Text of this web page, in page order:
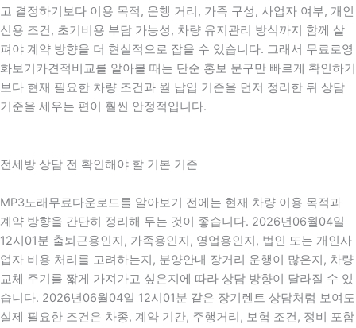
고 결정하기보다 이용 목적, 운행 거리, 가족 구성, 사업자 여부, 개인
신용 조건, 초기비용 부담 가능성, 차량 유지관리 방식까지 함께 살
펴야 계약 방향을 더 현실적으로 잡을 수 있습니다. 그래서 무료로영
화보기카견적비교를 알아볼 때는 단순 홍보 문구만 빠르게 확인하기
보다 현재 필요한 차량 조건과 월 납입 기준을 먼저 정리한 뒤 상담
기준을 세우는 편이 훨씬 안정적입니다.
전세방 상담 전 확인해야 할 기본 기준
MP3노래무료다운로드를 알아보기 전에는 현재 차량 이용 목적과
계약 방향을 간단히 정리해 두는 것이 좋습니다. 2026년06월04일
12시01분 출퇴근용인지, 가족용인지, 영업용인지, 법인 또는 개인사
업자 비용 처리를 고려하는지, 분양안내 장거리 운행이 많은지, 차량
교체 주기를 짧게 가져가고 싶은지에 따라 상담 방향이 달라질 수 있
습니다. 2026년06월04일 12시01분 같은 장기렌트 상담처럼 보여도
실제 필요한 조건은 차종, 계약 기간, 주행거리, 보험 조건, 정비 포함